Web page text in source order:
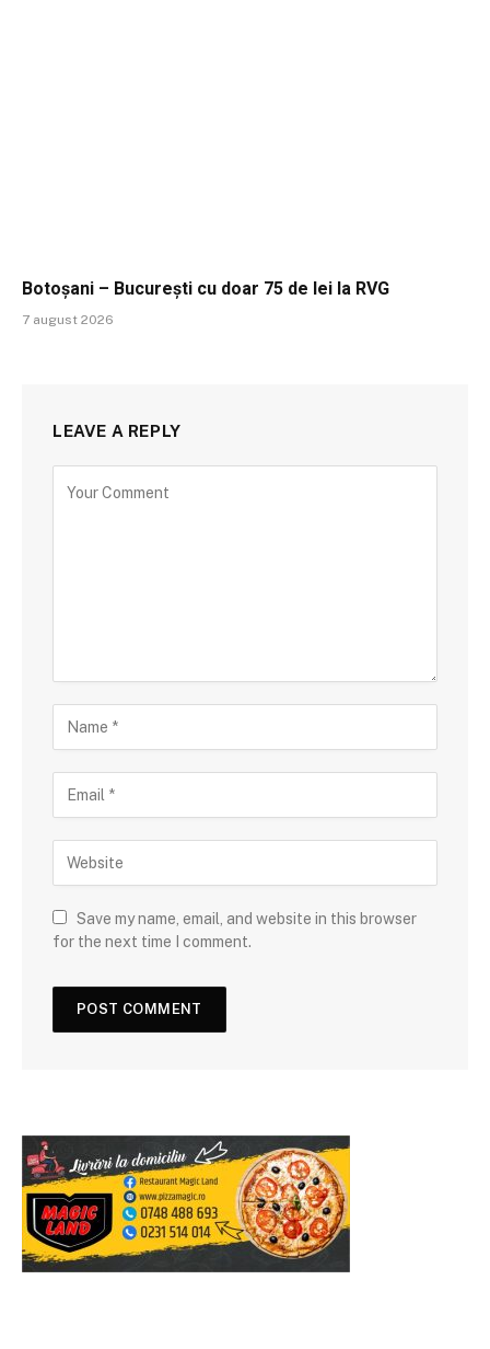
Botoșani – București cu doar 75 de lei la RVG
7 august 2026
LEAVE A REPLY
Save my name, email, and website in this browser
for the next time I comment.